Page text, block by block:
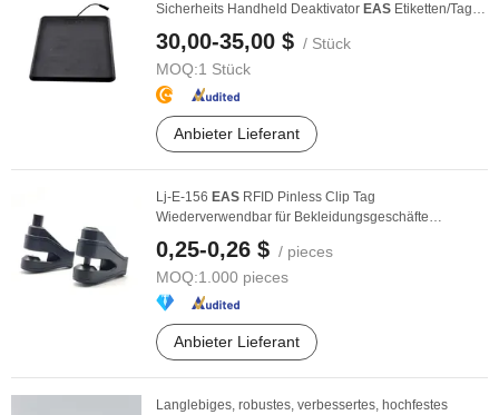
Sicherheits Handheld Deaktivator EAS Etiketten/Tag
30,00-35,00 $ / Stück
MOQ:1 Stück
Anbieter Lieferant
Lj-E-156 EAS RFID Pinless Clip Tag
Wiederverwendbar für Bekleidungsgeschäfte
Diebstahlschutzsystem
0,25-0,26 $ / pieces
MOQ:1.000 pieces
Anbieter Lieferant
Langlebiges, robustes, verbessertes, hochfestes